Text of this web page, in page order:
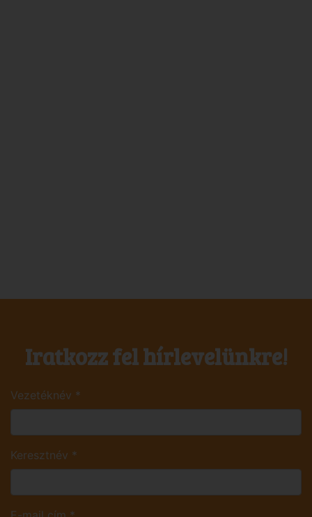
Iratkozz fel hírlevelünkre!
Vezetéknév *
Keresztnév *